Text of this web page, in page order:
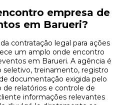
empresa de
em Barueri?
contratação legal para ações
um amplo onde encontro
em Barueri. A agência é
seletivo, treinamento, registro
documentação exigida pelo
de relatórios e controle de
informações relevantes